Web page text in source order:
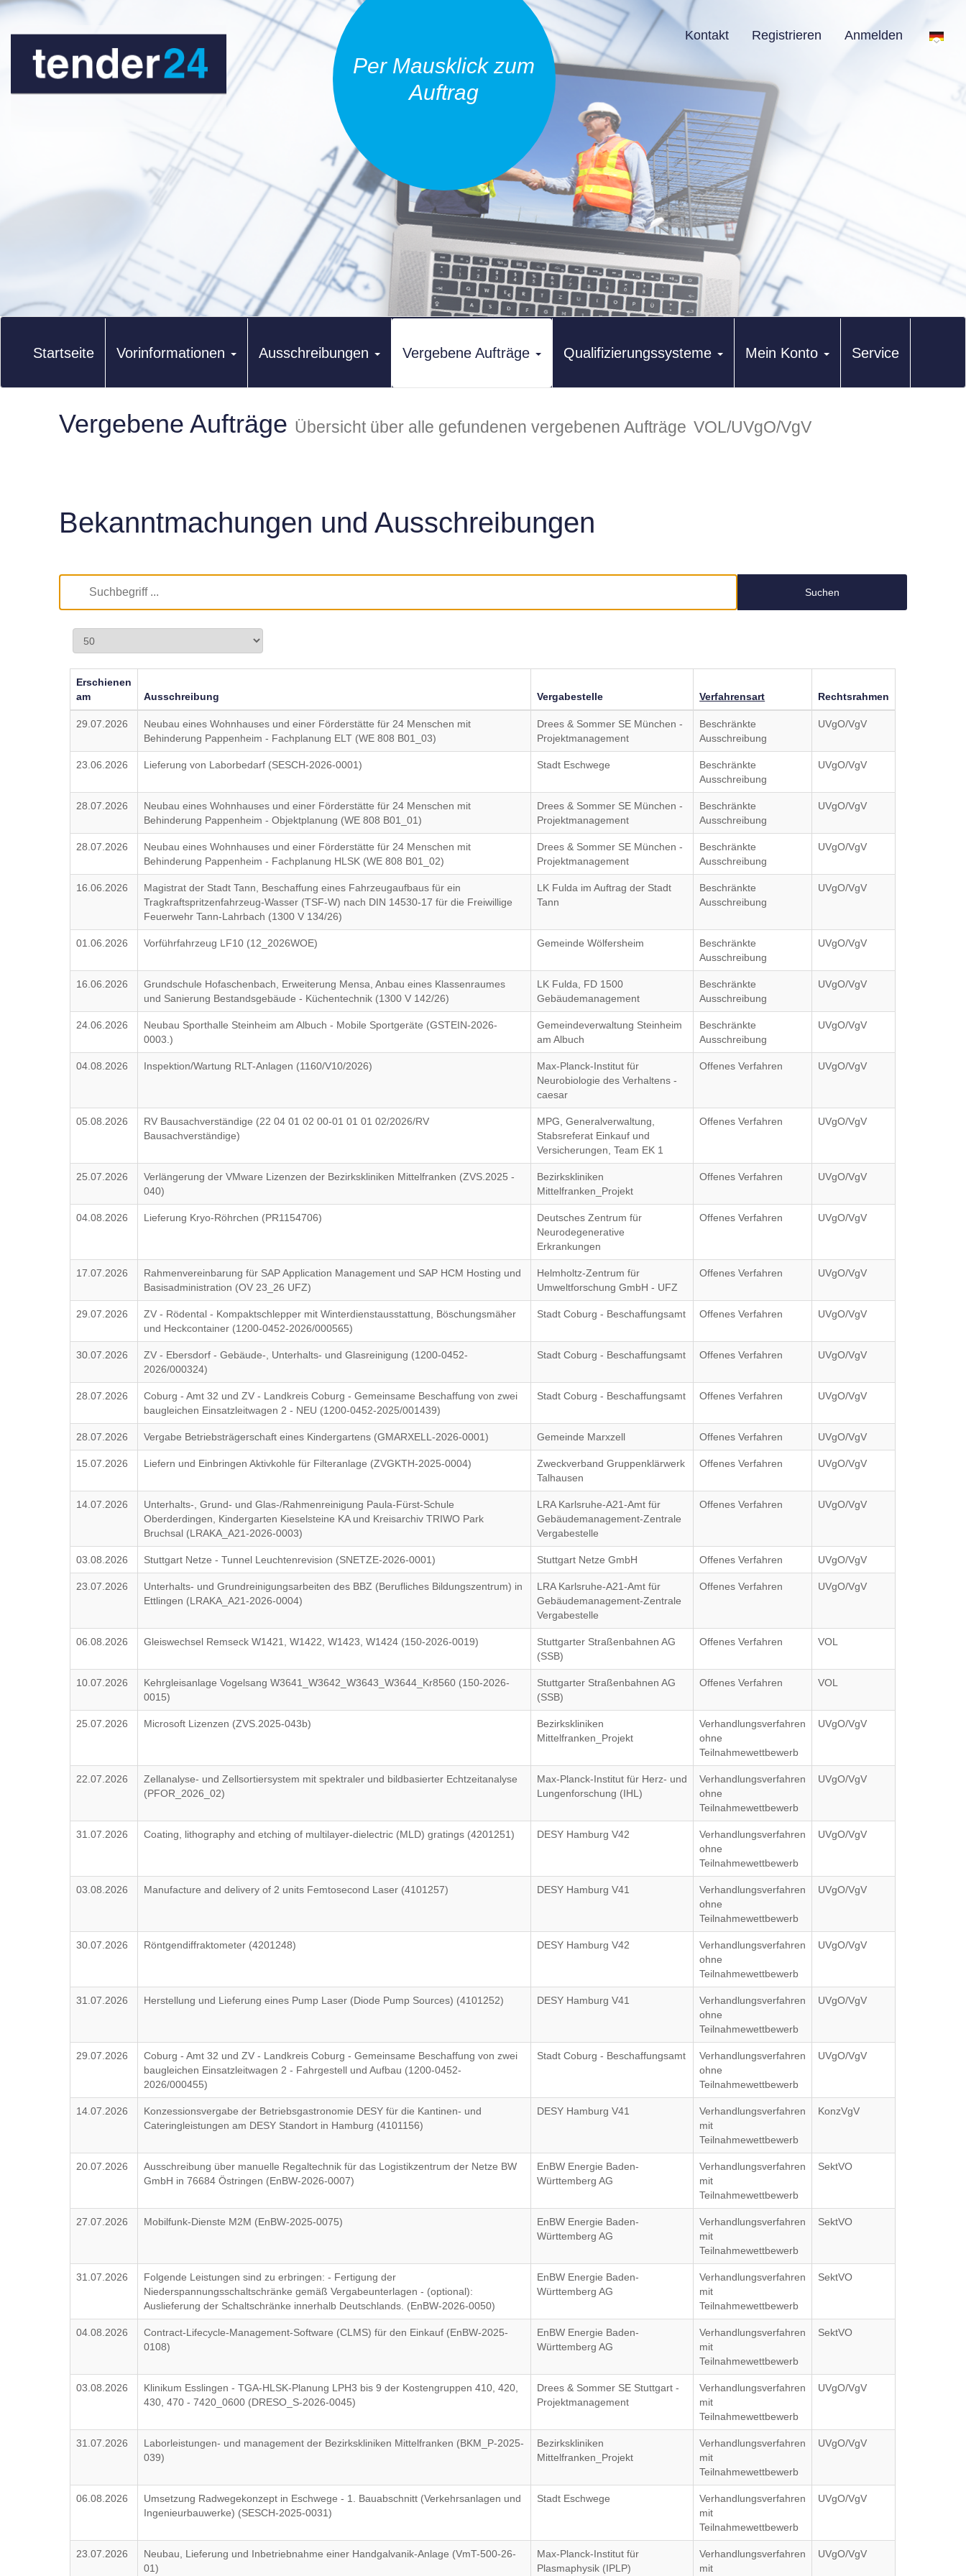
Per Mausklick zum
Auftrag
Kontakt Registrieren Anmelden
Startseite Vorinformationen Ausschreibungen Vergebene Aufträge Qualifizierungssysteme Mein Konto Service
Vergebene Aufträge Übersicht über alle gefundenen vergebenen Aufträge VOL/UVgO/VgV
Bekanntmachungen und Ausschreibungen
Suchen
Erschienen
am
Ausschreibung Vergabestelle Verfahrensart Rechtsrahmen
29.07.2026
Neubau eines Wohnhauses und einer Förderstätte für 24 Menschen mit
Behinderung Pappenheim - Fachplanung ELT (WE 808 B01_03)
Drees & Sommer SE München -
Projektmanagement
Beschränkte
Ausschreibung
UVgO/VgV
23.06.2026 Lieferung von Laborbedarf (SESCH-2026-0001) Stadt Eschwege
Beschränkte
Ausschreibung
UVgO/VgV
28.07.2026
Neubau eines Wohnhauses und einer Förderstätte für 24 Menschen mit
Behinderung Pappenheim - Objektplanung (WE 808 B01_01)
Drees & Sommer SE München -
Projektmanagement
Beschränkte
Ausschreibung
UVgO/VgV
28.07.2026
Neubau eines Wohnhauses und einer Förderstätte für 24 Menschen mit
Behinderung Pappenheim - Fachplanung HLSK (WE 808 B01_02)
Drees & Sommer SE München -
Projektmanagement
Beschränkte
Ausschreibung
UVgO/VgV
16.06.2026
Magistrat der Stadt Tann, Beschaffung eines Fahrzeugaufbaus für ein
Tragkraftspritzenfahrzeug-Wasser (TSF-W) nach DIN 14530-17 für die Freiwillige
Feuerwehr Tann-Lahrbach (1300 V 134/26)
LK Fulda im Auftrag der Stadt
Tann
Beschränkte
Ausschreibung
UVgO/VgV
01.06.2026 Vorführfahrzeug LF10 (12_2026WOE) Gemeinde Wölfersheim
Beschränkte
Ausschreibung
UVgO/VgV
16.06.2026
Grundschule Hofaschenbach, Erweiterung Mensa, Anbau eines Klassenraumes
und Sanierung Bestandsgebäude - Küchentechnik (1300 V 142/26)
LK Fulda, FD 1500
Gebäudemanagement
Beschränkte
Ausschreibung
UVgO/VgV
24.06.2026
Neubau Sporthalle Steinheim am Albuch - Mobile Sportgeräte (GSTEIN-2026-
0003.)
Gemeindeverwaltung Steinheim
am Albuch
Beschränkte
Ausschreibung
UVgO/VgV
04.08.2026 Inspektion/Wartung RLT-Anlagen (1160/V10/2026)
Max-Planck-Institut für
Neurobiologie des Verhaltens -
caesar
Offenes Verfahren UVgO/VgV
05.08.2026
RV Bausachverständige (22 04 01 02 00-01 01 01 02/2026/RV
Bausachverständige)
MPG, Generalverwaltung,
Stabsreferat Einkauf und
Versicherungen, Team EK 1
Offenes Verfahren UVgO/VgV
25.07.2026
Verlängerung der VMware Lizenzen der Bezirkskliniken Mittelfranken (ZVS.2025 -
040)
Bezirkskliniken
Mittelfranken_Projekt
Offenes Verfahren UVgO/VgV
04.08.2026 Lieferung Kryo-Röhrchen (PR1154706)
Deutsches Zentrum für
Neurodegenerative
Erkrankungen
Offenes Verfahren UVgO/VgV
17.07.2026
Rahmenvereinbarung für SAP Application Management und SAP HCM Hosting und
Basisadministration (OV 23_26 UFZ)
Helmholtz-Zentrum für
Umweltforschung GmbH - UFZ
Offenes Verfahren UVgO/VgV
29.07.2026
ZV - Rödental - Kompaktschlepper mit Winterdienstausstattung, Böschungsmäher
und Heckcontainer (1200-0452-2026/000565)
Stadt Coburg - Beschaffungsamt Offenes Verfahren UVgO/VgV
30.07.2026
ZV - Ebersdorf - Gebäude-, Unterhalts- und Glasreinigung (1200-0452-
2026/000324)
Stadt Coburg - Beschaffungsamt Offenes Verfahren UVgO/VgV
28.07.2026
Coburg - Amt 32 und ZV - Landkreis Coburg - Gemeinsame Beschaffung von zwei
baugleichen Einsatzleitwagen 2 - NEU (1200-0452-2025/001439)
Stadt Coburg - Beschaffungsamt Offenes Verfahren UVgO/VgV
28.07.2026 Vergabe Betriebsträgerschaft eines Kindergartens (GMARXELL-2026-0001) Gemeinde Marxzell Offenes Verfahren UVgO/VgV
15.07.2026 Liefern und Einbringen Aktivkohle für Filteranlage (ZVGKTH-2025-0004)
Zweckverband Gruppenklärwerk
Talhausen
Offenes Verfahren UVgO/VgV
14.07.2026
Unterhalts-, Grund- und Glas-/Rahmenreinigung Paula-Fürst-Schule
Oberderdingen, Kindergarten Kieselsteine KA und Kreisarchiv TRIWO Park
Bruchsal (LRAKA_A21-2026-0003)
LRA Karlsruhe-A21-Amt für
Gebäudemanagement-Zentrale
Vergabestelle
Offenes Verfahren UVgO/VgV
03.08.2026 Stuttgart Netze - Tunnel Leuchtenrevision (SNETZE-2026-0001) Stuttgart Netze GmbH Offenes Verfahren UVgO/VgV
23.07.2026
Unterhalts- und Grundreinigungsarbeiten des BBZ (Berufliches Bildungszentrum) in
Ettlingen (LRAKA_A21-2026-0004)
LRA Karlsruhe-A21-Amt für
Gebäudemanagement-Zentrale
Vergabestelle
Offenes Verfahren UVgO/VgV
06.08.2026 Gleiswechsel Remseck W1421, W1422, W1423, W1424 (150-2026-0019)
Stuttgarter Straßenbahnen AG
(SSB)
Offenes Verfahren VOL
10.07.2026
Kehrgleisanlage Vogelsang W3641_W3642_W3643_W3644_Kr8560 (150-2026-
0015)
Stuttgarter Straßenbahnen AG
(SSB)
Offenes Verfahren VOL
25.07.2026 Microsoft Lizenzen (ZVS.2025-043b)
Bezirkskliniken
Mittelfranken_Projekt
Verhandlungsverfahren
ohne
Teilnahmewettbewerb
UVgO/VgV
22.07.2026
Zellanalyse- und Zellsortiersystem mit spektraler und bildbasierter Echtzeitanalyse
(PFOR_2026_02)
Max-Planck-Institut für Herz- und
Lungenforschung (IHL)
Verhandlungsverfahren
ohne
Teilnahmewettbewerb
UVgO/VgV
31.07.2026 Coating, lithography and etching of multilayer-dielectric (MLD) gratings (4201251) DESY Hamburg V42
Verhandlungsverfahren
ohne
Teilnahmewettbewerb
UVgO/VgV
03.08.2026 Manufacture and delivery of 2 units Femtosecond Laser (4101257) DESY Hamburg V41
Verhandlungsverfahren
ohne
Teilnahmewettbewerb
UVgO/VgV
30.07.2026 Röntgendiffraktometer (4201248) DESY Hamburg V42
Verhandlungsverfahren
ohne
Teilnahmewettbewerb
UVgO/VgV
31.07.2026 Herstellung und Lieferung eines Pump Laser (Diode Pump Sources) (4101252) DESY Hamburg V41
Verhandlungsverfahren
ohne
Teilnahmewettbewerb
UVgO/VgV
29.07.2026
Coburg - Amt 32 und ZV - Landkreis Coburg - Gemeinsame Beschaffung von zwei
baugleichen Einsatzleitwagen 2 - Fahrgestell und Aufbau (1200-0452-
2026/000455)
Stadt Coburg - Beschaffungsamt
Verhandlungsverfahren
ohne
Teilnahmewettbewerb
UVgO/VgV
14.07.2026
Konzessionsvergabe der Betriebsgastronomie DESY für die Kantinen- und
Cateringleistungen am DESY Standort in Hamburg (4101156)
DESY Hamburg V41
Verhandlungsverfahren
mit
Teilnahmewettbewerb
KonzVgV
20.07.2026
Ausschreibung über manuelle Regaltechnik für das Logistikzentrum der Netze BW
GmbH in 76684 Östringen (EnBW-2026-0007)
EnBW Energie Baden-
Württemberg AG
Verhandlungsverfahren
mit
Teilnahmewettbewerb
SektVO
27.07.2026 Mobilfunk-Dienste M2M (EnBW-2025-0075)
EnBW Energie Baden-
Württemberg AG
Verhandlungsverfahren
mit
Teilnahmewettbewerb
SektVO
31.07.2026
Folgende Leistungen sind zu erbringen: - Fertigung der
Niederspannungsschaltschränke gemäß Vergabeunterlagen - (optional):
Auslieferung der Schaltschränke innerhalb Deutschlands. (EnBW-2026-0050)
EnBW Energie Baden-
Württemberg AG
Verhandlungsverfahren
mit
Teilnahmewettbewerb
SektVO
04.08.2026
Contract-Lifecycle-Management-Software (CLMS) für den Einkauf (EnBW-2025-
0108)
EnBW Energie Baden-
Württemberg AG
Verhandlungsverfahren
mit
Teilnahmewettbewerb
SektVO
03.08.2026
Klinikum Esslingen - TGA-HLSK-Planung LPH3 bis 9 der Kostengruppen 410, 420,
430, 470 - 7420_0600 (DRESO_S-2026-0045)
Drees & Sommer SE Stuttgart -
Projektmanagement
Verhandlungsverfahren
mit
Teilnahmewettbewerb
UVgO/VgV
31.07.2026
Laborleistungen- und management der Bezirkskliniken Mittelfranken (BKM_P-2025-
039)
Bezirkskliniken
Mittelfranken_Projekt
Verhandlungsverfahren
mit
Teilnahmewettbewerb
UVgO/VgV
06.08.2026
Umsetzung Radwegekonzept in Eschwege - 1. Bauabschnitt (Verkehrsanlagen und
Ingenieurbauwerke) (SESCH-2025-0031)
Stadt Eschwege
Verhandlungsverfahren
mit
Teilnahmewettbewerb
UVgO/VgV
23.07.2026
Neubau, Lieferung und Inbetriebnahme einer Handgalvanik-Anlage (VmT-500-26-
01)
Max-Planck-Institut für
Plasmaphysik (IPLP)
Verhandlungsverfahren
mit
UVgO/VgV